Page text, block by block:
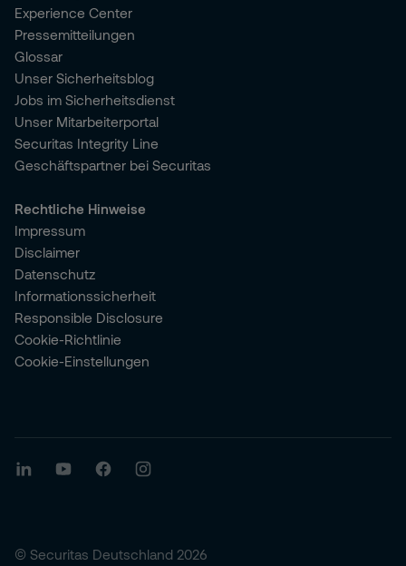
Experience Center
Pressemitteilungen
Glossar
Unser Sicherheitsblog
Jobs im Sicherheitsdienst
Unser Mitarbeiterportal
Securitas Integrity Line
Geschäftspartner bei Securitas
Rechtliche Hinweise
Impressum
Disclaimer
Datenschutz
Informationssicherheit
Responsible Disclosure
Cookie-Richtlinie
Cookie-Einstellungen
© Securitas Deutschland 2026